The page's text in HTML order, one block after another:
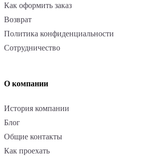
Как оформить заказ
Возврат
Политика конфиденциальности
Сотрудничество
О компании
История компании
Блог
Общие контакты
Как проехать